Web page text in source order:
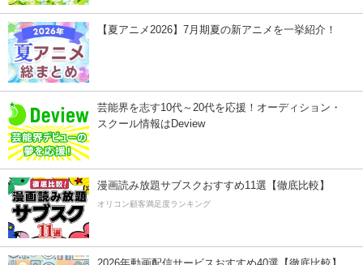
【夏アニメ2026】7月期夏の新アニメを一挙紹介！
芸能界を志す10代～20代を応援！オーディション・
スクール情報はDeview
漫画読み放題サブスクおすすめ11選【徹底比較】
オリコン顧客満足度ランキング